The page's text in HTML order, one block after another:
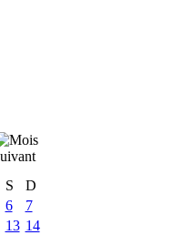
S
D
6
7
13 14